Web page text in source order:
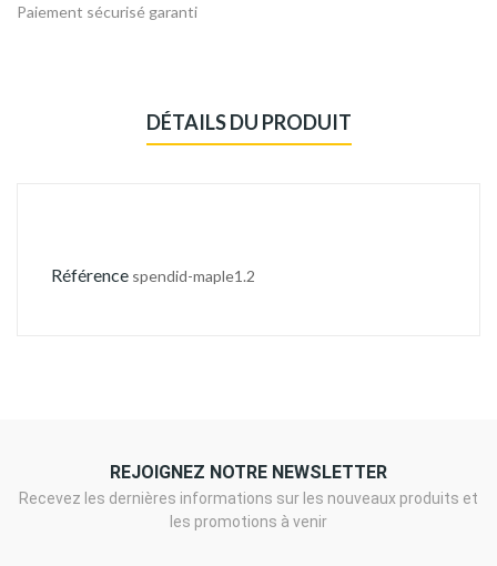
Paiement sécurisé garanti
DÉTAILS DU PRODUIT
Référence spendid-maple1.2
REJOIGNEZ NOTRE NEWSLETTER
Recevez les dernières informations sur les nouveaux produits et
les promotions à venir